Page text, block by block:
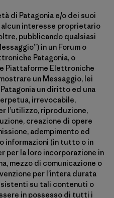
di Patagonia e/o dei suoi
interesse proprietario
pubblicando qualsiasi
in un Forum o
Patagonia, o
Piattaforme Elettroniche
un Messaggio, lei
un diritto ed una
irrevocabile,
l’utilizzo, riproduzione,
creazione di opere
adempimento ed
informazioni (in tutto o in
per la loro incorporazione in
mezzo di comunicazione o
per l’intera durata
su tali contenuti o
in possesso di tutti i